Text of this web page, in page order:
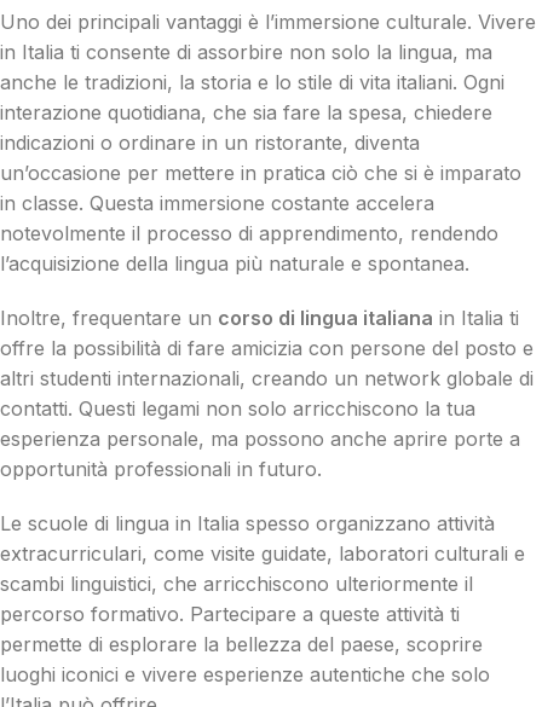
Uno dei principali vantaggi è l’immersione culturale. Vivere
in Italia ti consente di assorbire non solo la lingua, ma
anche le tradizioni, la storia e lo stile di vita italiani. Ogni
interazione quotidiana, che sia fare la spesa, chiedere
indicazioni o ordinare in un ristorante, diventa
un’occasione per mettere in pratica ciò che si è imparato
in classe. Questa immersione costante accelera
notevolmente il processo di apprendimento, rendendo
l’acquisizione della lingua più naturale e spontanea.
Inoltre, frequentare un corso di lingua italiana in Italia ti
offre la possibilità di fare amicizia con persone del posto e
altri studenti internazionali, creando un network globale di
contatti. Questi legami non solo arricchiscono la tua
esperienza personale, ma possono anche aprire porte a
opportunità professionali in futuro.
Le scuole di lingua in Italia spesso organizzano attività
extracurriculari, come visite guidate, laboratori culturali e
scambi linguistici, che arricchiscono ulteriormente il
percorso formativo. Partecipare a queste attività ti
permette di esplorare la bellezza del paese, scoprire
luoghi iconici e vivere esperienze autentiche che solo